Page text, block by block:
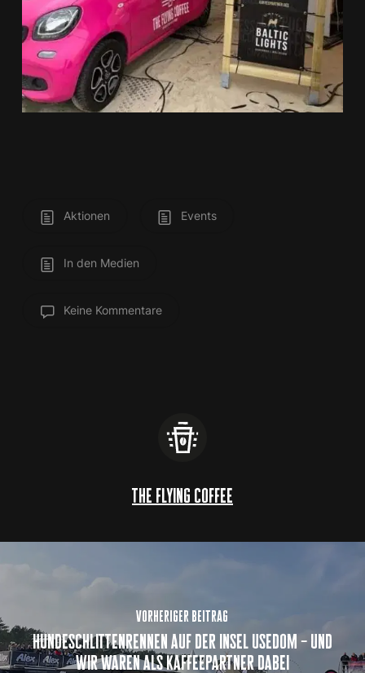
Aktionen Events
In den Medien
Keine Kommentare
the flying coffee
vorheriger beitrag
hundeschlittenrennen auf der insel usedom – und
wir waren als kaffeepartner dabei